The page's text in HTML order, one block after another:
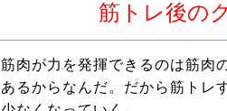
筋トレ後の
筋肉が力を発揮できるのは筋肉
あるからなんだ。だから筋トレ